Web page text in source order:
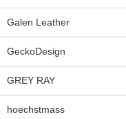
Galen Leather
GeckoDesign
GREY RAY
hoechstmass